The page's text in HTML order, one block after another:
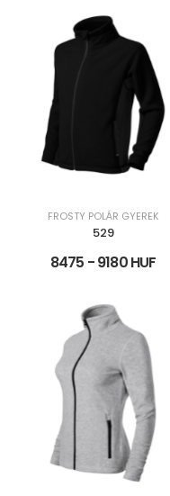
FROSTY POLÁR GYEREK
529
8475 - 9180 HUF